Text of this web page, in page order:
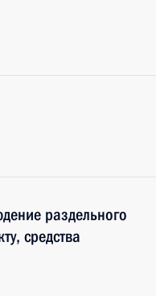
раздельного
средства